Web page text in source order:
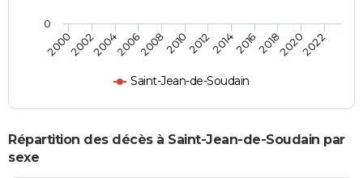
Saint-Jean-de-Soudain
200020022004200620082010201220142016201820202022
0
Répartition des décès à Saint-Jean-de-Soudain par
sexe